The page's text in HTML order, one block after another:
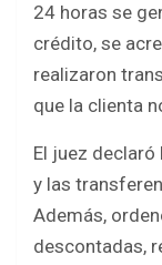
24 horas se
crédito, se
realizaron
que la clienta
El juez
y las
Además,
descontadas,